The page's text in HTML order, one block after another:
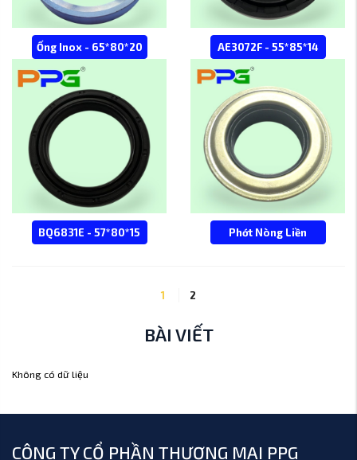
Ống Inox - 65*80*20 AE3072F - 55*85*14
BQ6831E - 57*80*15 Phớt Nòng Liền
1 2
BÀI VIẾT
Không có dữ liệu
CÔNG TY CỔ PHẦN THƯƠNG MẠI PPG